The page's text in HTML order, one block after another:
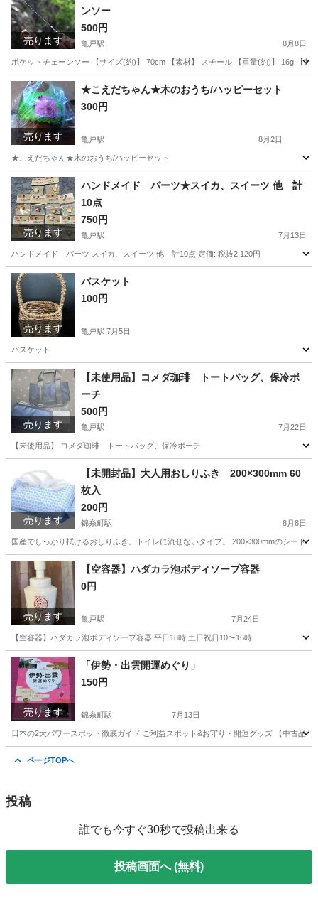
売ります
ンソー
500円
亀戸駅 8月8日
ポケットチェーンソー 【サイズ(約)】 70cm 【素材】 スチール 【重量(約)】 16g 【
東京 江東区 亀戸駅 その他 チェーンソー
売ります
★こえだちゃん★木のおうち/ハッピーセット
300円
亀戸駅 8月2日
★こえだちゃん★木のおうち/ハッピーセット
東京 江東区 亀戸駅 おもちゃ こえだちゃん
売ります
ハンドメイド パーツ★スイカ、スイーツ 他 計
10点
750円
亀戸駅 7月13日
ハンドメイド パーツ スイカ、スイーツ 他 計10点 定価: 税抜2,120円
東京 江東区 亀戸駅
売ります
バスケット
100円
亀戸駅 7月5日
バスケット
東京 江東区 亀戸駅 その他 バスケット
売ります
【未使用品】コメダ珈琲 トートバッグ、保冷ポ
ーチ
500円
亀戸駅 7月22日
【未使用品】 コメダ珈琲 トートバッグ、保冷ポーチ
亀戸駅 バッグ コメダ珈琲
売ります
【未開封品】大人用おしりふき 200×300mm 60
枚入
200円
錦糸町駅 8月8日
国産でしっかり拭けるおしりふき。トイレに流せないタイプ。 200×300mmのシート
東京 墨田区 錦糸町駅 その他 トイレ
売ります
【空容器】ハダカラ泡ボディソープ容器
0円
亀戸駅 7月24日
【空容器】ハダカラ泡ボディソープ容器 平日18時 土日祝日10〜16時
東京 江東区 亀戸駅 その他 容器
売ります
「伊勢・出雲開運めぐり」
150円
錦糸町駅 7月13日
日本の2大パワースポット徹底ガイド ご利益スポット&お守り・開運グッズ 【中古品】
ページTOPへ
投稿
誰でも今すぐ30秒で投稿出来る
投稿画面へ (無料)